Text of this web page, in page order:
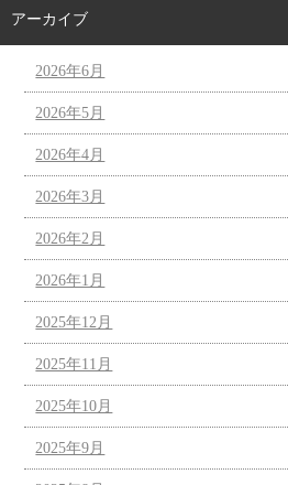
アーカイブ
2026年6月
2026年5月
2026年4月
2026年3月
2026年2月
2026年1月
2025年12月
2025年11月
2025年10月
2025年9月